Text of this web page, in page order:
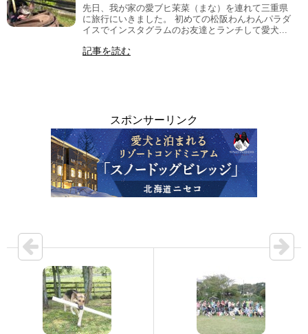
先日、我が家の愛ブヒ茉菜（まな）を連れて三重県
に旅行にいきました。 初めての松阪わんわんパラダ
イスでインスタグラムのお友達とランチして愛犬...
記事を読む
スポンサーリンク